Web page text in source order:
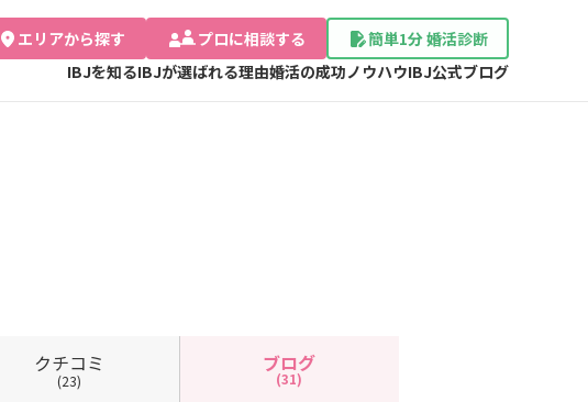
エリアから探す プロに相談する
簡単1分 婚活診断
IBJを知るIBJが選ばれる理由婚活の成功ノウハウIBJ公式ブログ
クチコミ
(23)
ブログ
(31)